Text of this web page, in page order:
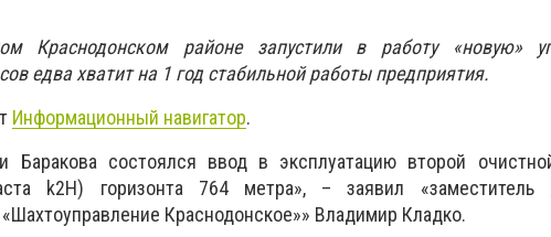
Краснодонском районе запустили в работу «новую»
едва хватит на 1 год стабильной работы предприятия.
Информационный навигатор.
Баракова состоялся ввод в эксплуатацию второй
k2H) горизонта 764 метра», – заявил «заместитель
Краснодонское»» Владимир Кладко.